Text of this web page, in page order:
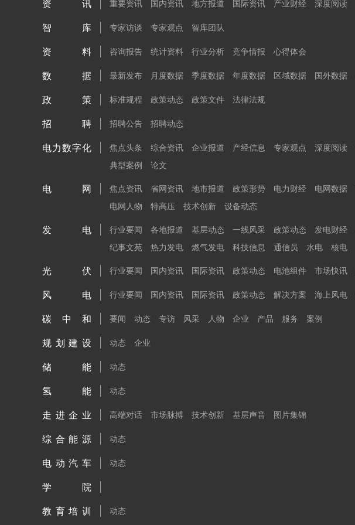
资讯 重要资讯 国内资讯 地方报道 国际资讯 产业财经 深度阅读
智库 专家访谈 专家观点 智库团队
资料 咨询报告 统计资料 行业分析 竞争情报 心得体会
数据 最新发布 月度数据 季度数据 年度数据 区域数据 国外数据
政策 标准规程 政策动态 政策文件 法律法规
招聘 招聘公告 招聘动态
电力数字化 焦点头条 综合资讯 企业报道 产经信息 专家观点 深度阅读
典型案例
论文
电网 焦点资讯 省网资讯 地市报道 政策形势 电力财经 电网数据
电网人物
特高压 技术创新 设备动态
发电 行业要闻 各地报道 基层动态 一线风采 政策动态 发电财经
纪事文苑
热力发电 燃气发电 科技信息 通信员 水电 核电
光伏 行业要闻 国内资讯 国际资讯 政策动态 电池组件 市场快讯
风电 行业要闻 国内资讯 国际资讯 政策动态 解决方案 海上风电
碳中和 要闻 动态 专访 风采 人物 企业 产品 服务 案例
规划建设 动态 企业
储能 动态
氢能 动态
走进企业 高端对话 市场脉搏 技术创新 基层声音 图片集锦
综合能源 动态
电动汽车 动态
学院
教育培训 动态